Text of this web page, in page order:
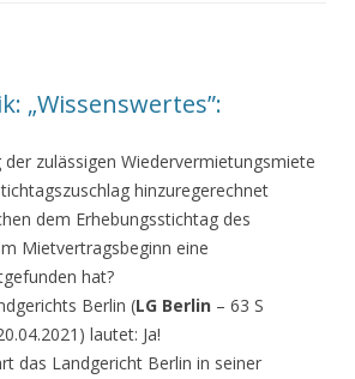
„Wissenswertes”:
zulässigen Wiedervermietungsmiete
hinzuregerechnet
dem Erhebungsstichtag des
Mietvertragsbeginn eine
hat?
Berlin (LG Berlin – 63 S
lautet: Ja!
das Landgericht Berlin in seiner